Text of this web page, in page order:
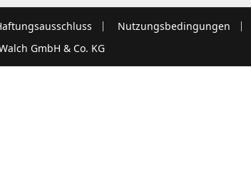
Nutzungsbedingungen
GmbH & Co. KG